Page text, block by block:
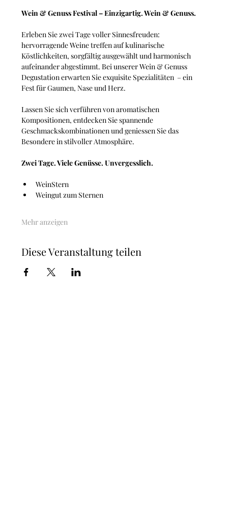
Wein & Genuss Festival – Einzigartig. Wein & Genuss.
Erleben Sie zwei Tage voller Sinnesfreuden:
hervorragende Weine treffen auf kulinarische
Köstlichkeiten, sorgfältig ausgewählt und harmonisch
aufeinander abgestimmt. Bei unserer Wein & Genuss
Degustation erwarten Sie exquisite Spezialitäten  – ein
Fest für Gaumen, Nase und Herz.
Lassen Sie sich verführen von aromatischen
Kompositionen, entdecken Sie spannende
Geschmackskombinationen und geniessen Sie das
Besondere in stilvoller Atmosphäre.
Zwei Tage. Viele Genüsse. Unvergesslich.
WeinStern
Weingut zum Sternen
Mehr anzeigen
Diese Veranstaltung teilen